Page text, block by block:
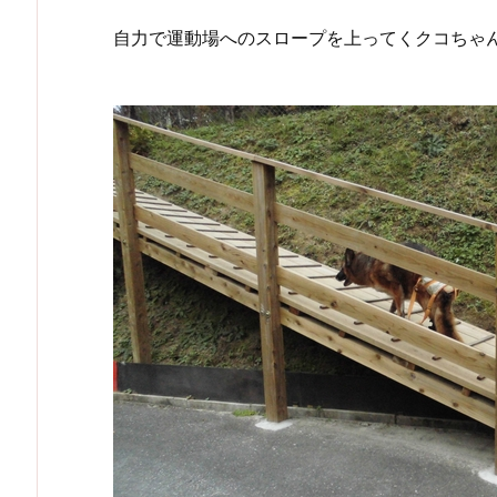
自力で運動場へのスロープを上ってくクコちゃ